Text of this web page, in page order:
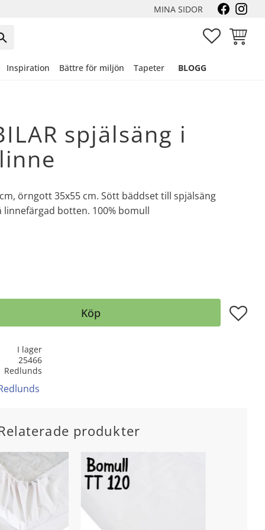
MINA SIDOR
FAVORITER
Inspiration Bättre för miljön Tapeter BLOGG
spjälsäng i
örngott 35x55 cm. Sött bäddset till spjälsäng
botten. 100% bomull
Köp Lägg
I lager
25466
Redlunds
produkter